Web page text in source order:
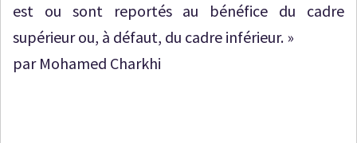
est ou sont reportés au bénéfice du cadre
supérieur ou, à défaut, du cadre inférieur. »
par Mohamed Charkhi